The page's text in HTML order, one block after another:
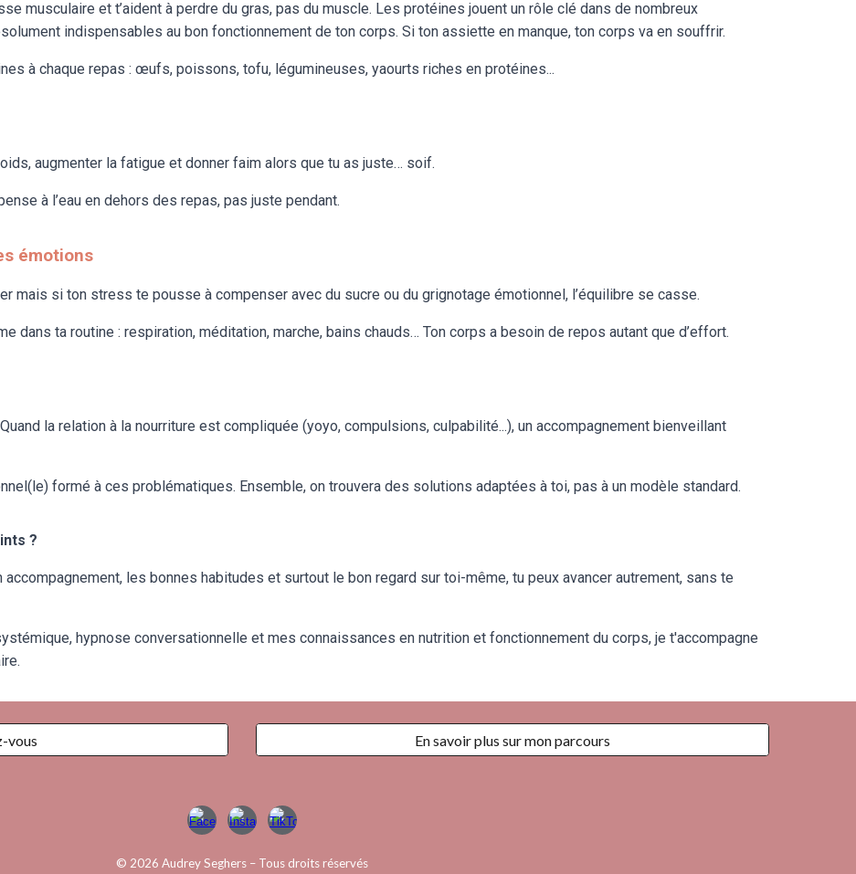
musculaire et t’aident à perdre du gras, pas du muscle. Les protéines jouent un rôle clé dans de nombreux
indispensables au bon fonctionnement de ton corps. Si ton assiette en manque, ton corps va en souffrir.
à chaque repas : œufs, poissons, tofu, légumineuses, yaourts riches en protéines...
augmenter la fatigue et donner faim alors que tu as juste… soif.
à l’eau en dehors des repas, pas juste pendant.
émotions
mais si ton stress te pousse à compenser avec du sucre ou du grignotage émotionnel, l’équilibre se casse.
dans ta routine : respiration, méditation, marche, bains chauds… Ton corps a besoin de repos autant que d’effort.
la relation à la nourriture est compliquée (yoyo, compulsions, culpabilité...), un accompagnement bienveillant
formé à ces problématiques. Ensemble, on trouvera des solutions adaptées à toi, pas à un modèle standard.
?
accompagnement, les bonnes habitudes et surtout le bon regard sur toi-même, tu peux avancer autrement, sans te
hypnose conversationnelle et mes connaissances en nutrition et fonctionnement du corps, je t'accompagne
vous En savoir plus sur mon parcours
© 2026 Audrey Seghers – Tous droits réservés